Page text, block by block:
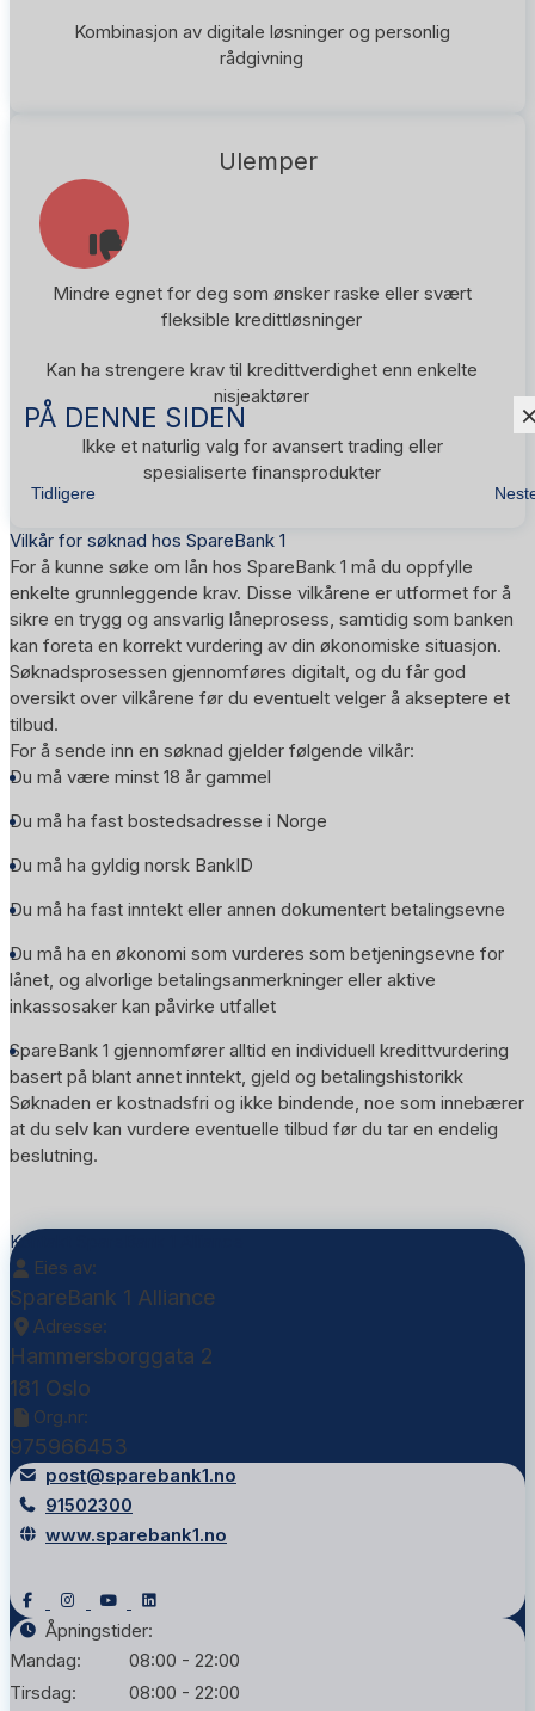
PÅ DENNE SIDEN
Tidligere
Kombinasjon av digitale løsninger og personlig
rådgivning
Ulemper
Mindre egnet for deg som ønsker raske eller svært
fleksible kredittløsninger
Kan ha strengere krav til kredittverdighet enn enkelte
nisjeaktører
Ikke et naturlig valg for avansert trading eller
spesialiserte finansprodukter
Vilkår for søknad hos SpareBank 1
For å kunne søke om lån hos SpareBank 1 må du oppfylle
enkelte grunnleggende krav. Disse vilkårene er utformet for å
sikre en trygg og ansvarlig låneprosess, samtidig som banken
kan foreta en korrekt vurdering av din økonomiske situasjon.
Søknadsprosessen gjennomføres digitalt, og du får god
oversikt over vilkårene før du eventuelt velger å akseptere et
tilbud.
For å sende inn en søknad gjelder følgende vilkår:
Du må være minst 18 år gammel
Du må ha fast bostedsadresse i Norge
Du må ha gyldig norsk BankID
Du må ha fast inntekt eller annen dokumentert betalingsevne
Du må ha en økonomi som vurderes som betjeningsevne for
lånet, og alvorlige betalingsanmerkninger eller aktive
inkassosaker kan påvirke utfallet
SpareBank 1 gjennomfører alltid en individuell kredittvurdering
basert på blant annet inntekt, gjeld og betalingshistorikk
Søknaden er kostnadsfri og ikke bindende, noe som innebærer
at du selv kan vurdere eventuelle tilbud før du tar en endelig
beslutning.
Kontakt SpareBank 1 Alliance
Eies av:
SpareBank 1 Alliance
Adresse:
Hammersborggata 2
181 Oslo
Org.nr:
975966453
post@sparebank1.no
91502300
www.sparebank1.no
Åpningstider:
Mandag:
08:00 - 22:00
Tirsdag:
08:00 - 22:00